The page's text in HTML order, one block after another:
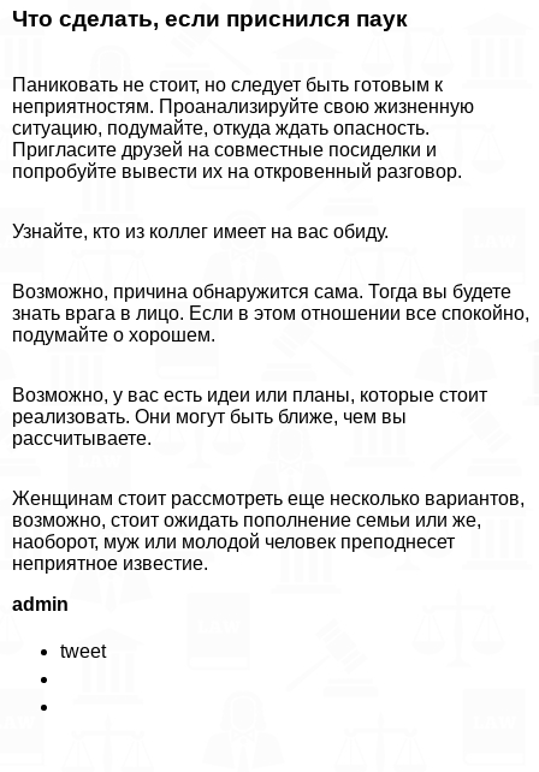
Что сделать, если приснился паук
Паниковать не стоит, но следует быть готовым к
неприятностям. Проанализируйте свою жизненную
ситуацию, подумайте, откуда ждать опасность.
Пригласите друзей на совместные посиделки и
попробуйте вывести их на откровенный разговор.
Узнайте, кто из коллег имеет на вас обиду.
Возможно, причина обнаружится сама. Тогда вы будете
знать врага в лицо. Если в этом отношении все спокойно,
подумайте о хорошем.
Возможно, у вас есть идеи или планы, которые стоит
реализовать. Они могут быть ближе, чем вы
рассчитываете.
Женщинам стоит рассмотреть еще несколько вариантов,
возможно, стоит ожидать пополнение семьи или же,
наоборот, муж или молодой человек преподнесет
неприятное известие.
admin
tweet